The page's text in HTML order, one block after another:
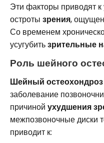
Эти факторы приводят к
остроты зрения,
Со временем
усугубитьзрительные
Роль шейного
Шейный остеохондроз
заболевание
причиной ухудшения
межпозвоночные диски
приводит к: